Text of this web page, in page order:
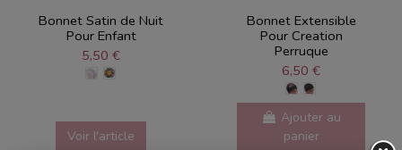
Bonnet Satin de Nuit
Pour Enfant
5,50 €
Voir l'article
Bonnet Extensible
Pour Creation
Perruque
6,50 €
Ajouter au
panier